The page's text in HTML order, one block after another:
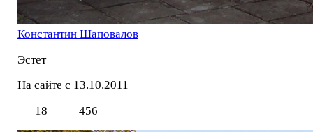
Константин Шаповалов
Эстет
На сайте с 13.10.2011
18
456